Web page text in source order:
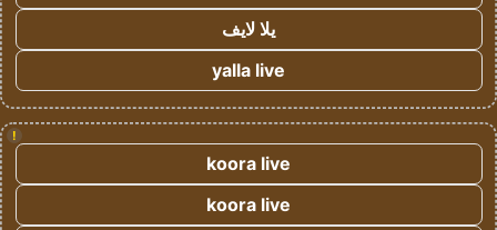
يلا لايف
yalla live
!
koora live
koora live